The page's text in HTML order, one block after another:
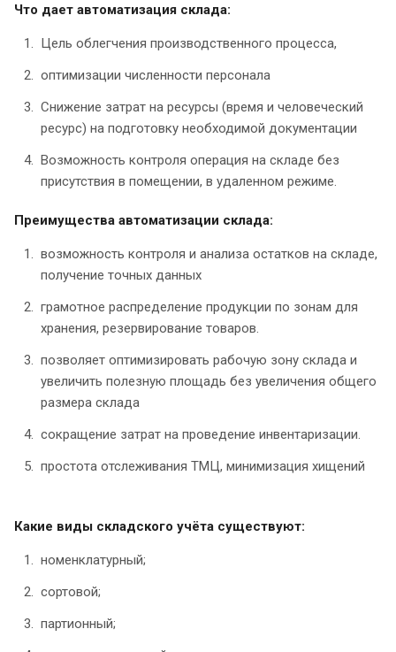
Что дает автоматизация склада:
Цель облегчения производственного процесса,
оптимизации численности персонала
Снижение затрат на ресурсы (время и человеческий
ресурс) на подготовку необходимой документации
Возможность контроля операция на складе без
присутствия в помещении, в удаленном режиме.
Преимущества автоматизации склада:
возможность контроля и анализа остатков на складе,
получение точных данных
грамотное распределение продукции по зонам для
хранения, резервирование товаров.
позволяет оптимизировать рабочую зону склада и
увеличить полезную площадь без увеличения общего
размера склада
сокращение затрат на проведение инвентаризации.
простота отслеживания ТМЦ, минимизация хищений
Какие виды складского учёта существуют:
номенклатурный;
сортовой;
партионный;